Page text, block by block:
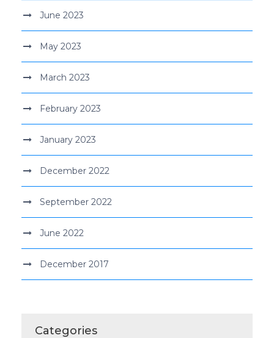
June 2023
May 2023
March 2023
February 2023
January 2023
December 2022
September 2022
June 2022
December 2017
Categories